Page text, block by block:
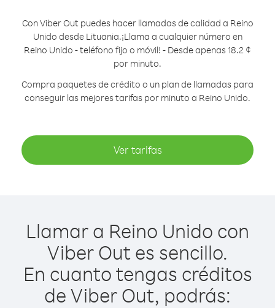
Con Viber Out puedes hacer llamadas de calidad a Reino
Unido desde Lituania.¡Llama a cualquier número en
Reino Unido - teléfono fijo o móvil! - Desde apenas 18.2 ¢
por minuto.
Compra paquetes de crédito o un plan de llamadas para
conseguir las mejores tarifas por minuto a Reino Unido.
Ver tarifas
Llamar a Reino Unido con
Viber Out es sencillo.
En cuanto tengas créditos
de Viber Out, podrás: